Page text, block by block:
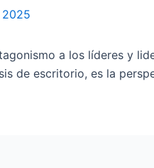
a los líderes y
de escritorio, es la